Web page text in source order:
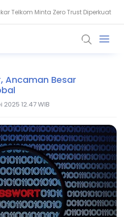
Telkom Minta Zero Trust Diperkuat
hingga Memori AI Terancam Bocor
Ancaman Besar
2025 12.47 WIB